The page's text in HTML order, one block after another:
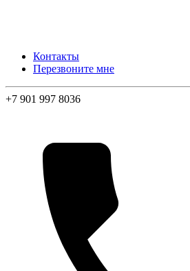
Контакты
Перезвоните мне
+7 901 997 8036